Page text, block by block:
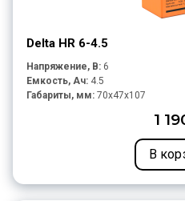
Delta HR 6-4.5
Напряжение, В: 6
Емкость, Ач: 4.5
Габариты, мм: 70x47x107
1
В